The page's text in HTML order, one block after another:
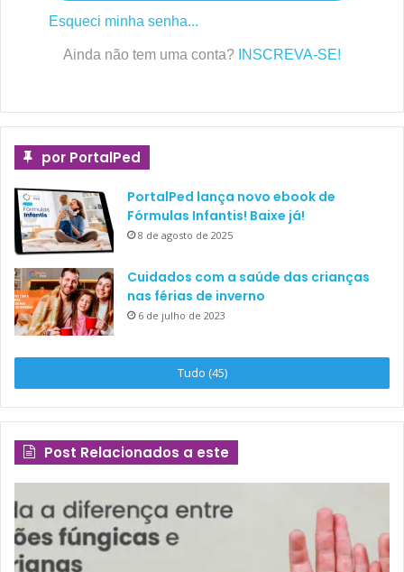
Esqueci minha senha...
Ainda não tem uma conta? INSCREVA-SE!
por PortalPed
PortalPed lança novo ebook de
Fórmulas Infantis! Baixe já!
8 de agosto de 2025
Cuidados com a saúde das crianças
nas férias de inverno
6 de julho de 2023
Tudo (45)
Post Relacionados a este